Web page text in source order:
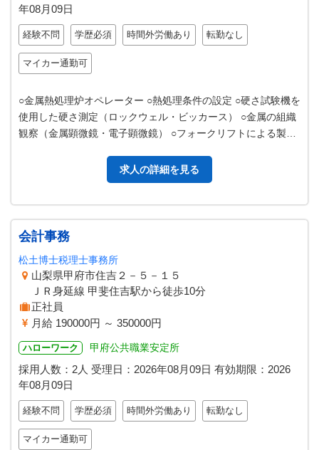
年08月09日
経験不問 学歴必須 時間外労働あり 転勤なし
マイカー通勤可
○金属熱処理炉オペレーター ○熱処理条件の設定 ○硬さ試験機を
使用した硬さ測定（ロックウェル・ビッカース） ○金属の組織
観察（金属顕微鏡・電子顕微鏡） ○フォークリフトによる製品
求人の詳細を見る
会計事務
松土博士税理士事務所
山梨県甲府市住吉２－５－１５
ＪＲ身延線 甲斐住吉駅から徒歩10分
正社員
月給 190000円 ～ 350000円
ハローワーク 甲府公共職業安定所
採用人数：2人 受理日： 2026年08月09日 有効期限： 2026
年08月09日
経験不問 学歴必須 時間外労働あり 転勤なし
マイカー通勤可